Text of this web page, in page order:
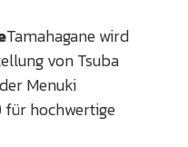
Tamahagane wird
von Tsuba
Menuki
hochwertige